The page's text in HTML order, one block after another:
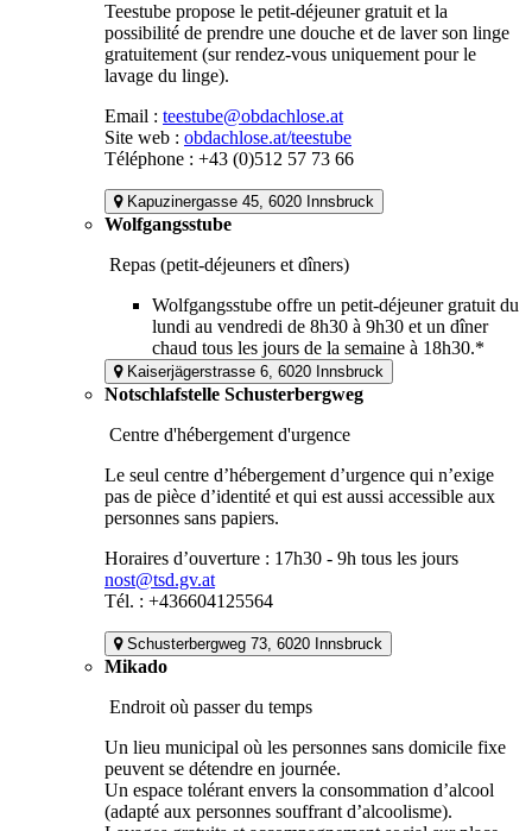
Teestube propose le petit-déjeuner gratuit et la
possibilité de prendre une douche et de laver son linge
gratuitement (sur rendez-vous uniquement pour le
lavage du linge).
Email : teestube@obdachlose.at
Site web : obdachlose.at/teestube
Téléphone : +43 (0)512 57 73 66
Kapuzinergasse 45, 6020 Innsbruck
Wolfgangsstube
Repas (petit-déjeuners et dîners)
Wolfgangsstube offre un petit-déjeuner gratuit du
lundi au vendredi de 8h30 à 9h30 et un dîner
chaud tous les jours de la semaine à 18h30.*
Kaiserjägerstrasse 6, 6020 Innsbruck
Notschlafstelle Schusterbergweg
Centre d'hébergement d'urgence
Le seul centre d’hébergement d’urgence qui n’exige
pas de pièce d’identité et qui est aussi accessible aux
personnes sans papiers.
Horaires d’ouverture : 17h30 - 9h tous les jours
nost@tsd.gv.at
Tél. : +436604125564
Schusterbergweg 73, 6020 Innsbruck
Mikado
Endroit où passer du temps
Un lieu municipal où les personnes sans domicile fixe
peuvent se détendre en journée.
Un espace tolérant envers la consommation d’alcool
(adapté aux personnes souffrant d’alcoolisme).